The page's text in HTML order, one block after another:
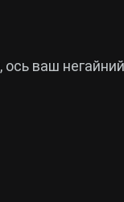
, ось ваш